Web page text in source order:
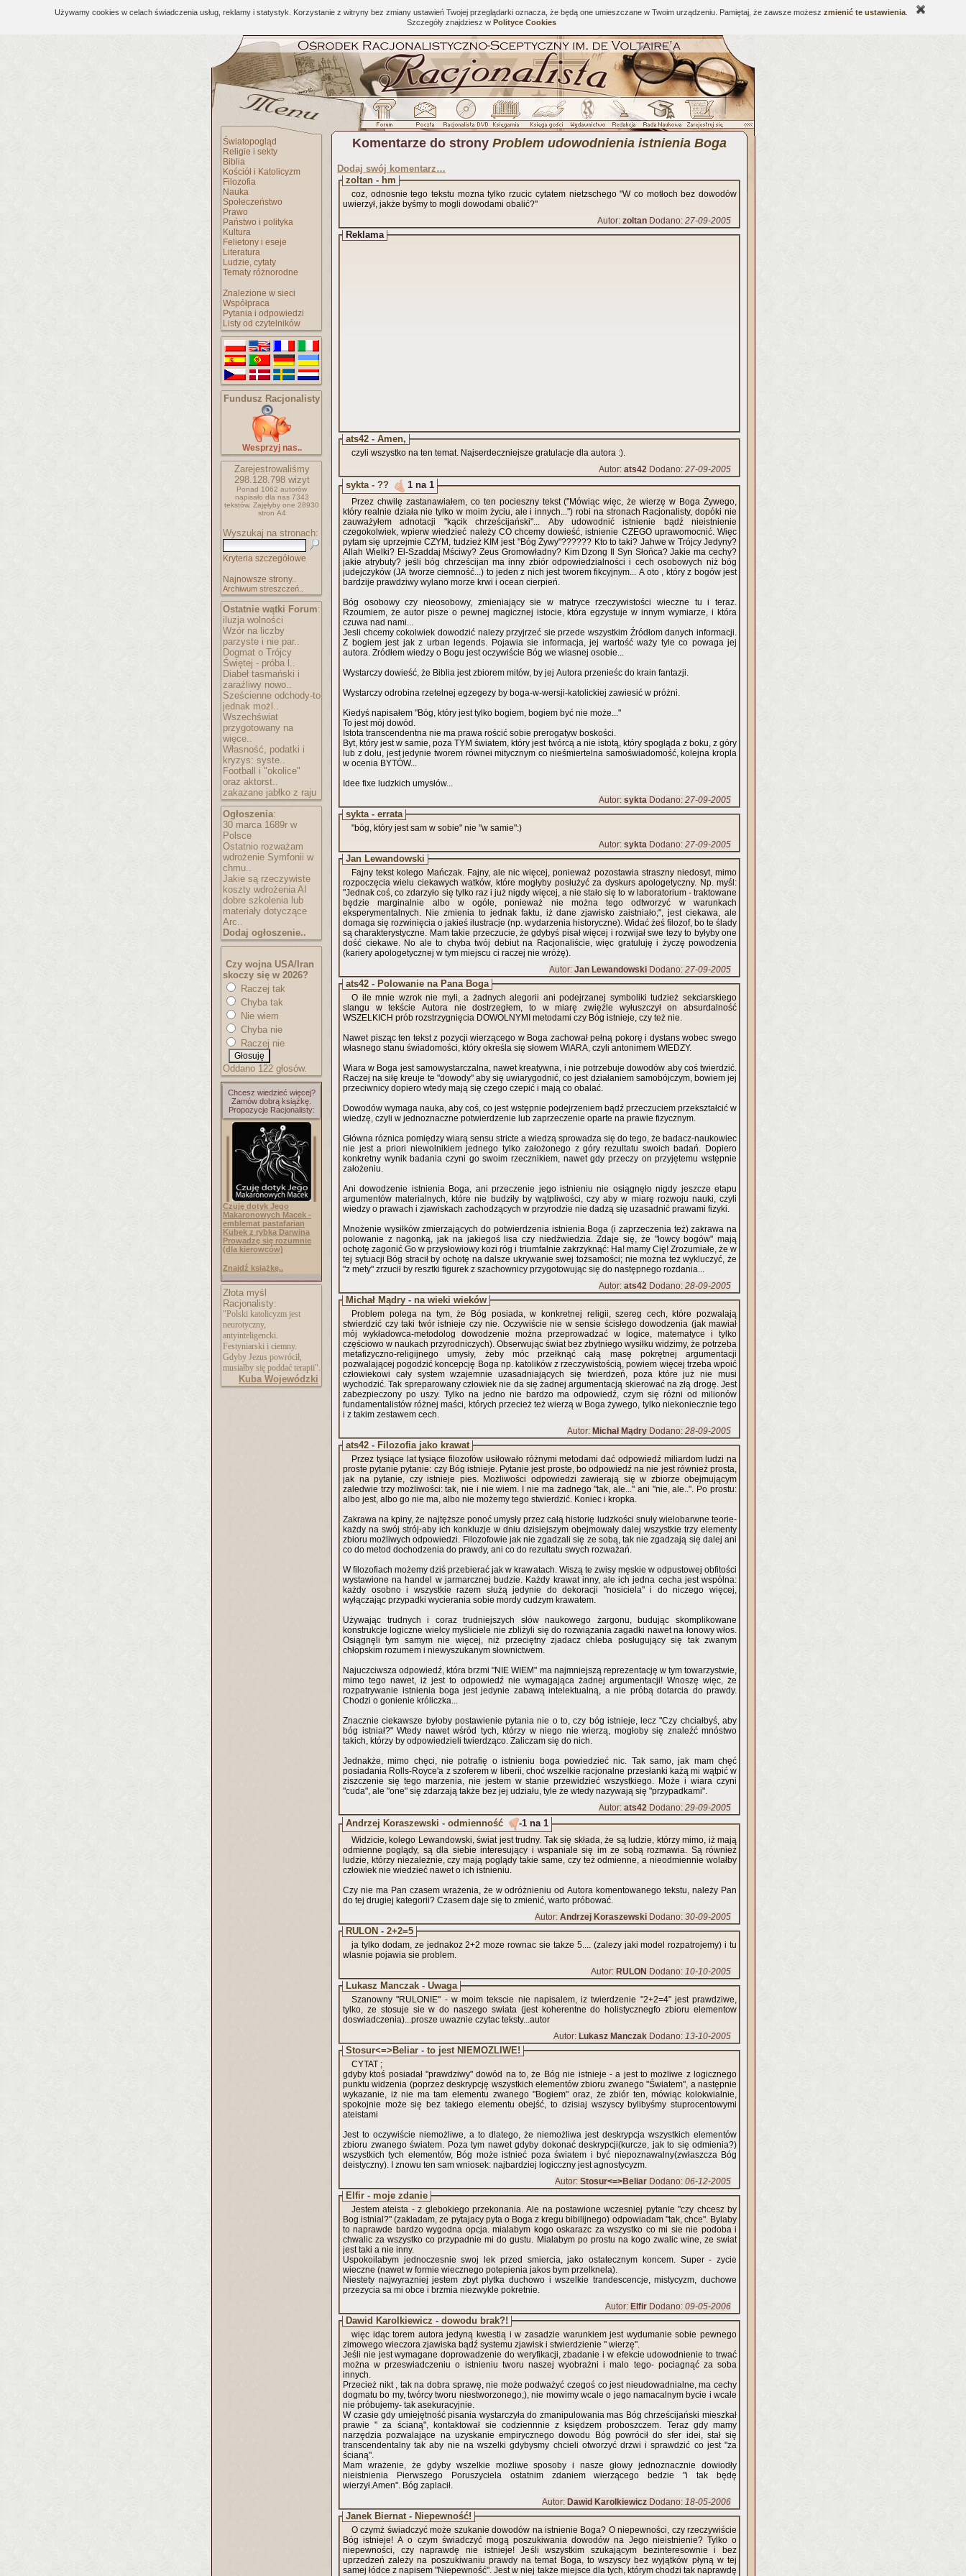
Używamy cookies w celach świadczenia usług, reklamy i statystyk. Korzystanie z witryny bez zmiany ustawień Twojej przeglądarki oznacza, że będą one umieszczane w Twoim urządzeniu. Pamiętaj, że zawsze możesz zmienić te ustawienia
Szczegóły znajdziesz w Polityce Cookies
Światopogląd
Religie i sekty
Biblia
Kościół i Katolicyzm
Filozofia
Nauka
Społeczeństwo
Prawo
Państwo i polityka
Kultura
Felietony i eseje
Literatura
Ludzie, cytaty
Tematy różnorodne
Znalezione w sieci
Współpraca
Pytania i odpowiedzi
Listy od czytelników
Fundusz Racjonalisty
Wesprzyj nas..
Zarejestrowaliśmy
298.128.798wizyt
Ponad 1062 autorów
napisało dla nas 7343
tekstów. Zajęłyby one 28930
stron A4
Wyszukaj na stronach:
Kryteria szczegółowe
Najnowsze strony..
Archiwum streszczeń..
Ostatnie wątki Forum:
iluzja wolności
Wzór na liczby
parzyste i nie par..
Dogmat o Trójcy
Świętej - próba l..
Diabeł tasmański i
zaraźliwy nowo..
Sześcienne odchody-to
jednak możl..
Wszechświat
przygotowany na
więce..
Własność, podatki i
kryzys: syste..
Football i "okolice"
oraz aktorst..
zakazane jabłko z raju
Ogłoszenia:
30 marca 1689r w
Polsce
Ostatnio rozważam
wdrożenie Symfonii w
chmu..
Jakie są rzeczywiste
koszty wdrożenia AI
dobre szkolenia lub
materiały dotyczące
Arc..
Dodaj ogłoszenie..
Czy wojna USA/Iran
skoczy się w 2026?
Raczej tak
Chyba tak
Nie wiem
Chyba nie
Raczej nie
Oddano 122 głosów.
Chcesz wiedzieć więcej?
Zamów dobrą książkę.
Propozycje Racjonalisty:
Czuję dotyk Jego
Makaronowych Macek -
emblemat pastafarian
Kubek z rybką Darwina
Prowadzę się rozumnie
(dla kierowców)
Znajdź książkę..
Złota myśl
Racjonalisty:
"Polski katolicyzm jest
neurotyczny,
antyinteligencki.
Festyniarski i ciemny.
Gdyby Jezus powrócił,
musiałby się poddać terapii".
Kuba Wojewódzki
Komentarze do strony Problem udowodnienia istnienia Boga
Dodaj swój komentarz…
zoltan - hm
coz, odnosnie tego tekstu mozna tylko rzucic cytatem nietzschego "W co motłoch bez dowodów
uwierzył, jakże byśmy to mogli dowodami obalić?"
Autor: zoltan Dodano: 27-09-2005
Reklama
ats42 - Amen,
czyli wszystko na ten temat. Najserdeczniejsze gratulacje dla autora :).
Autor: ats42 Dodano: 27-09-2005
sykta - ?? 1 na 1
Przez chwilę zastanawiałem, co ten pocieszny tekst ("Mówiąc więc, że wierzę w Boga Żywego,
który realnie działa nie tylko w moim życiu, ale i innych...") robi na stronach Racjonalisty, dopóki nie
zauważyłem adnotacji "kącik chrześcijański"... Aby udowodnić istnienie bądź nieistnienie
czegokolwiek, wpierw wiedzieć należy CO chcemy dowieść, istnienie CZEGO uprawomocnić. Więc
pytam się uprzejmie CZYM, tudzież KIM jest "Bóg Żywy"?????? Kto to taki? Jahwe w Trójcy Jedyny?
Allah Wielki? El-Szaddaj Mściwy? Zeus Gromowładny? Kim Dzong Il Syn Słońca? Jakie ma cechy?
jakie atrybuty? jeśli bóg chrześcijan ma inny zbiór odpowiedzialności i cech osobowych niż bóg
judejczyków (JA tworze ciemność...) to jeden z nich jest tworem fikcyjnym... A oto , który z bogów jest
bardzije prawdziwy wylano morze krwi i ocean cierpień.
Bóg osobowy czy nieosobowy, zmieniający sie w matryce rzeczywistości wieczne tu i teraz.
Rzoumiem, że autor pisze o pewnej magicznej istocie, która egzystuje w innym wymiarze, i która
czuwa nad nami...
Jesli chcemy cokolwiek dowodzić nalezy przyjrzeć sie przede wszystkim Źródłom danych informacji.
Z bogiem jest jak z urban legends. Pojawia sie informacja, jej wartość waży tyle co powaga jej
autora. Żródłem wiedzy o Bogu jest oczywiście Bóg we własnej osobie...
Wystarczy dowieść, że Biblia jest zbiorem mitów, by jej Autora przenieśc do krain fantazji.
Wystarczy odrobina rzetelnej egzegezy by boga-w-wersji-katolickiej zawiesić w próżni.
Kiedyś napisałem "Bóg, który jest tylko bogiem, bogiem być nie może..."
To jest mój dowód.
Istota transcendentna nie ma prawa rościć sobie prerogatyw boskości.
Byt, który jest w samie, poza TYM światem, który jest twórcą a nie istotą, który spogląda z boku, z góry
lub z dołu, jest jedynie tworem równei mitycznym co nieśmiertelna samoświadomość, kolejna kropla
w ocenia BYTÓW...
Idee fixe ludzkich umysłów...
Autor: sykta Dodano: 27-09-2005
sykta - errata
"bóg, który jest sam w sobie" nie "w samie":)
Autor: sykta Dodano: 27-09-2005
Jan Lewandowski
Fajny tekst kolego Mańczak. Fajny, ale nic więcej, ponieważ pozostawia straszny niedosyt, mimo
rozpoczęcia wielu ciekawych watków, które mogłyby posłużyć za dyskurs apologetyczny. Np. myśl:
"Jednak coś, co zdarzyło się tylko raz i już nigdy więcej, a nie stało się to w laboratorium - traktowane
będzie marginalnie albo w ogóle, ponieważ nie można tego odtworzyć w warunkach
eksperymentalnych. Nie zmienia to jednak faktu, iż dane zjawisko zaistniało;", jest ciekawa, ale
domaga się rozwinięcia o jakieś ilustracje (np. wydarzenia historyczne). Widać żeś filozof, bo te ślady
są charakterystyczne. Mam takie przeczucie, że gdybyś pisał więcej i rozwijał swe tezy to byłyby one
dość ciekawe. No ale to chyba twój debiut na Racjonaliście, więc gratuluję i życzę powodzenia
(kariery apologetycznej w tym miejscu ci raczej nie wróżę).
Autor: Jan Lewandowski Dodano: 27-09-2005
ats42 - Polowanie na Pana Boga
O ile mnie wzrok nie myli, a żadnych alegorii ani podejrzanej symboliki tudzież sekciarskiego
slangu w tekście Autora nie dostrzegłem, to w miarę zwięźle wyłuszczył on absurdalność
WSZELKICH prób rozstrzygnięcia DOWOLNYMI metodami czy Bóg istnieje, czy też nie.
Nawet pisząc ten tekst z pozycji wierzącego w Boga zachował pełną pokorę i dystans wobec swego
własnego stanu świadomości, który określa się słowem WIARA, czyli antonimem WIEDZY.
Wiara w Boga jest samowystarczalna, nawet kreatywna, i nie potrzebuje dowodów aby coś twierdzić.
Raczej na siłę kreuje te "dowody" aby się uwiarygodnić, co jest działaniem samobójczym, bowiem jej
przeciwnicy dopiero wtedy mają się czego czepić i mają co obalać.
Dowodów wymaga nauka, aby coś, co jest wstępnie podejrzeniem bądź przeczuciem przekształcić w
wiedzę, czyli w jednoznaczne potwierdzenie lub zaprzeczenie oparte na prawie fizycznym.
Główna róznica pomiędzy wiarą sensu stricte a wiedzą sprowadza się do tego, że badacz-naukowiec
nie jest a priori niewolnikiem jednego tylko założonego z góry rezultatu swoich badań. Dopiero
konkretny wynik badania czyni go swoim rzecznikiem, nawet gdy przeczy on przyjętemu wstępnie
założeniu.
Ani dowodzenie istnienia Boga, ani przeczenie jego istnieniu nie osiągnęło nigdy jeszcze etapu
argumentów materialnych, które nie budziły by wątpliwości, czy aby w miarę rozwoju nauki, czyli
wiedzy o prawach i zjawiskach zachodzących w przyrodzie nie dadzą się uzasadnić prawami fizyki.
Mnożenie wysiłków zmierzających do potwierdzenia istnienia Boga (i zaprzeczenia też) zakrawa na
polowanie z nagonką, jak na jakiegoś lisa czy niedźwiedzia. Zdaje się, że "łowcy bogów" mają
ochotę zagonić Go w przysłowiowy kozi róg i triumfalnie zakrzyknąć: Ha! mamy Cię! Zrozumiałe, że w
tej sytuacji Bóg stracił by ochotę na dalsze ukrywanie swej tożsamości; nie można też wykluczyć, że
"z mety" zrzucił by resztki figurek z szachownicy przygotowując się do następnego rozdania...
Autor: ats42 Dodano: 28-09-2005
Michał Mądry - na wieki wieków
Problem polega na tym, że Bóg posiada, w konkretnej religii, szereg cech, które pozwalają
stwierdzić czy taki twór istnieje czy nie. Oczywiście nie w sensie ścisłego dowodzenia (jak mawiał
mój wykładowca-metodolog dowodzenie można przeprowadzać w logice, matematyce i tylko
częściowo w naukach przyrodniczych). Obserwując świat bez zbytniego wysiłku widzimy, że potrzeba
metafizyczno-religijnego umysły, żeby móc przełknąć całą masę pokrętnej argumentacji
pozwalającej pogodzić koncepcję Boga np. katolików z rzeczywistością, powiem więcej trzeba wpoić
człowiekowi cały system wzajemnie uzasadniających się twierdzeń, poza które już nie musi
wychodzić. Tak spreparowany człowiek nie da się żadnej argumentacją skierować na złą drogę. Jest
zabezpieczony po uszy. Tylko na jedno nie bardzo ma odpowiedź, czym się różni od milionów
fundamentalistów różnej maści, których przecież też wierzą w Boga żywego, tylko niekoniecznie tego
i z takim zestawem cech.
Autor: Michał Mądry Dodano: 28-09-2005
ats42 - Filozofia jako krawat
Przez tysiące lat tysiące filozofów usiłowało różnymi metodami dać odpowiedź miliardom ludzi na
proste pytanie pytanie: czy Bóg istnieje. Pytanie jest proste, bo odpowiedź na nie jest również prosta,
jak na pytanie, czy istnieje pies. Możliwości odpowiedzi zawierają się w zbiorze obejmującym
zaledwie trzy możliwości: tak, nie i nie wiem. I nie ma żadnego "tak, ale..." ani "nie, ale..". Po prostu:
albo jest, albo go nie ma, albo nie możemy tego stwierdzić. Koniec i kropka.
Zakrawa na kpiny, że najtęższe ponoć umysły przez całą historię ludzkości snuły wielobarwne teorie-
każdy na swój strój-aby ich konkluzje w dniu dzisiejszym obejmowały dalej wszystkie trzy elementy
zbioru możliwych odpowiedzi. Filozofowie jak nie zgadzali się ze sobą, tak nie zgadzają się dalej ani
co do metod dochodzenia do prawdy, ani co do rezultatu swych rozważań.
W filozofiach możemy dziś przebierać jak w krawatach. Wiszą te zwisy męskie w odpustowej obfitości
wystawione na handel w jarmarcznej budzie. Każdy krawat inny, ale ich jedna cecha jest wspólna:
każdy osobno i wszystkie razem służą jedynie do dekoracji "nosiciela" i do niczego więcej,
wyłączając przypadki wycierania sobie mordy cudzym krawatem.
Używając trudnych i coraz trudniejszych słów naukowego żargonu, budując skomplikowane
konstrukcje logiczne wielcy myśliciele nie zbliżyli się do rozwiązania zagadki nawet na łonowy włos.
Osiągnęli tym samym nie więcej, niż przeciętny zjadacz chleba posługujący się tak zwanym
chłopskim rozumem i niewyszukanym słownictwem.
Najuczciwsza odpowiedź, która brzmi "NIE WIEM" ma najmniejszą reprezentację w tym towarzystwie,
mimo tego nawet, iż jest to odpowiedź nie wymagająca żadnej argumentacji! Wnoszę więc, że
rozpatrywanie istnienia boga jest jedynie zabawą intelektualną, a nie próbą dotarcia do prawdy.
Chodzi o gonienie króliczka...
Znacznie ciekawsze byłoby postawienie pytania nie o to, czy bóg istnieje, lecz "Czy chciałbyś, aby
bóg istniał?" Wtedy nawet wśród tych, którzy w niego nie wierzą, mogłoby się znaleźć mnóstwo
takich, którzy by odpowiedzieli twierdząco. Zaliczam się do nich.
Jednakże, mimo chęci, nie potrafię o istnieniu boga powiedzieć nic. Tak samo, jak mam chęć
posiadania Rolls-Royce'a z szoferem w liberii, choć wszelkie racjonalne przesłanki każą mi wątpić w
ziszczenie się tego marzenia, nie jestem w stanie przewidzieć wszystkiego. Może i wiara czyni
"cuda", ale "one" się zdarzają także bez jej udziału, tyle że wtedy nazywają się "przypadkami".
Autor: ats42 Dodano: 29-09-2005
Andrzej Koraszewski - odmienność -1 na 1
Widzicie, kolego Lewandowski, świat jest trudny. Tak się składa, że są ludzie, którzy mimo, iż mają
odmienne poglądy, są dla siebie interesujący i wspaniale się im ze sobą rozmawia. Są również
ludzie, którzy niezależnie, czy mają poglądy takie same, czy też odmienne, a nieodmiennie wolałby
człowiek nie wiedzieć nawet o ich istnieniu.
Czy nie ma Pan czasem wrażenia, że w odróżnieniu od Autora komentowanego tekstu, należy Pan
do tej drugiej kategorii? Czasem daje się to zmienić, warto próbować.
Autor: Andrzej Koraszewski Dodano: 30-09-2005
RULON - 2+2=5
ja tylko dodam, ze jednakoz 2+2 moze rownac sie takze 5.... (zalezy jaki model rozpatrojemy) i tu
wlasnie pojawia sie problem.
Autor: RULON Dodano: 10-10-2005
Lukasz Manczak - Uwaga
Szanowny "RULONIE" - w moim tekscie nie napisalem, iz twierdzenie "2+2=4" jest prawdziwe,
tylko, ze stosuje sie w do naszego swiata (jest koherentne do holistycznegfo zbioru elementow
doswiadczenia)...prosze uwaznie czytac teksty...autor
Autor: Lukasz Manczak Dodano: 13-10-2005
Stosur<=>Beliar - to jest NIEMOŻLIWE!
CYTAT ;
gdyby ktoś posiadał "prawdziwy" dowód na to, że Bóg nie istnieje - a jest to możliwe z logicznego
punktu widzenia (poprzez deskrypcję wszystkich elementów zbioru zwanego "Światem", a następnie
wykazanie, iż nie ma tam elementu zwanego "Bogiem" oraz, że zbiór ten, mówiąc kolokwialnie,
spokojnie może się bez takiego elementu obejść, to dzisiaj wszyscy bylibyśmy stuprocentowymi
ateistami
Jest to oczywiście niemożliwe, a to dlatego, że niemożliwa jest deskrypcja wszystkich elementów
zbioru zwanego światem. Poza tym nawet gdyby dokonać deskrypcji(kurcze, jak to się odmienia?)
wszystkich tych elementów, Bóg może istnieć poza światem i być niepoznawalny(zwłaszcza Bóg
deistyczny). I znowu ten sam wniosek: najbardziej logicczny jest agnostycyzm.
Autor: Stosur<=>Beliar Dodano: 06-12-2005
Elfir - moje zdanie
Jestem ateista - z glebokiego przekonania. Ale na postawione wczesniej pytanie "czy chcesz by
Bog istnial?" (zakladam, ze pytajacy pyta o Boga z kregu bibilijnego) odpowiadam "tak, chce". Bylaby
to naprawde bardzo wygodna opcja. mialabym kogo oskarazc za wszystko co mi sie nie podoba i
chwalic za wszystko co przypadnie mi do gustu. Mialabym po prostu na kogo zwalic wine, ze swiat
jest taki a nie inny.
Uspokoilabym jednoczesnie swoj lek przed smiercia, jako ostatecznym koncem. Super - zycie
wieczne (nawet w formie wiecznego potepienia jakos bym przelknela).
Niestety najwyrazniej jestem zbyt plytka duchowo i wszelkie trandescencje, mistycyzm, duchowe
przezycia sa mi obce i brzmia niezwykle pokretnie.
Autor: Elfir Dodano: 09-05-2006
Dawid Karolkiewicz - dowodu brak?!
więc idąc torem autora jedyną kwestią i w zasadzie warunkiem jest wydumanie sobie pewnego
zimowego wieczora zjawiska bądź systemu zjawisk i stwierdzienie " wierzę".
Jeśli nie jest wymagane doprowadzenie do weryfikacji, zbadanie i w efekcie udowodnienie to trwać
można w przeswiadczeniu o istnieniu tworu naszej wyobrażni i malo tego- pociagnąć za soba
innych.
Przecież nikt , tak na dobra sprawę, nie może podważyć czegoś co jest nieudowadnialne, ma cechy
dogmatu bo my, twórcy tworu niestworzonego;), nie mowimy wcale o jego namacalnym bycie i wcale
nie próbujemy- tak asekuracyjnie.
W czasie gdy umiejętność pisania wystarczyła do zmanipulowania mas Bóg chrześcijański mieszkał
prawie " za ścianą", kontaktował sie codziennnie z księdzem proboszczem. Teraz gdy mamy
narzędzia pozwalające na uzyskanie empirycznego dowodu Bóg powrócił do sfer idei, stał się
transcendentalny tak aby nie na wszelki gdybysmy chcieli otworzyć drzwi i sprawdzić co jest "za
ścianą".
Mam wrażenie, że gdyby wszelkie możliwe sposoby i nasze głowy jednoznacznie dowiodły
nieistnienia Pierwszego Poruszyciela ostatnim zdaniem wierzącego bedzie "i tak będę
wierzył.Amen". Bóg zaplacił.
Autor: Dawid Karolkiewicz Dodano: 18-05-2006
Janek Biernat - Niepewność!
O czymż świadczyć może szukanie dowodów na istnienie Boga? O niepewności, czy rzeczywiście
Bóg istnieje! A o czym świadczyć mogą poszukiwania dowodów na Jego nieistnienie? Tylko o
niepewności, czy naprawdę nie istnieje! Jeśli wszystkim szukającym bezinteresownie i bez
uprzedzeń zależy na poszukiwaniu prawdy na temat Boga, to wszyscy bez wyjątków płyną w tej
samej łódce z napisem "Niepewność". Jest w niej także miejsce dla tych, którym chodzi tak naprawdę